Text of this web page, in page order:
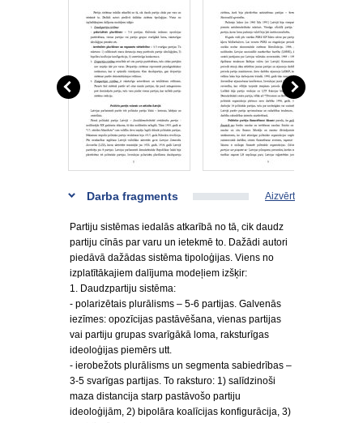
Darba fragments Aizvērt
Partiju sistēmas iedalās atkarībā no tā, cik daudz
partiju cīnās par varu un ietekmē to. Dažādi autori
piedāvā dažādas sistēma tipoloģijas. Viens no
izplatītākajiem dalījuma modeļiem izšķir:
1. Daudzpartiju sistēma:
- polarizētais plurālisms – 5-6 partijas. Galvenās
iezīmes: opozīcijas pastāvēšana, vienas partijas
vai partiju grupas svarīgākā loma, raksturīgas
ideoloģijas piemērs utt.
- ierobežots plurālisms un segmenta sabiedrības –
3-5 svarīgas partijas. To raksturo: 1) salīdzinoši
maza distancija starp pastāvošo partiju
ideoloģijām, 2) bipolāra koalīcijas konfigurācija, 3)